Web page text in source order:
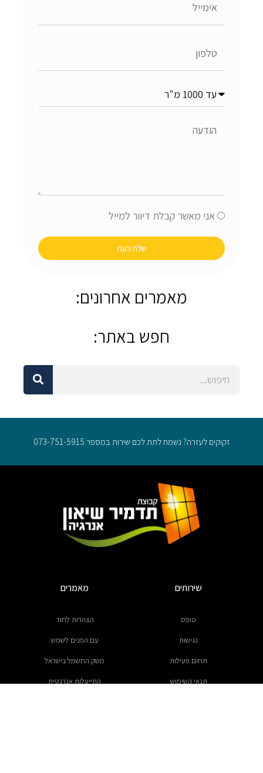
נושא
הפנייה
הודעה
אישוראני מאשר קבלת דיוור למייל
שלח כעת
מאמרים אחרונים:
חפש באתר:
חיפוש
זקוקים לעזרה? נשמח לתת לכם שירות במספר 073-751-5915
שירותים
טופס
נגישות
תחום פעילות
תנאי השימוש
מאמרים
הצהרות לחוד
עם הפנים לשמש
משק החשמל בישראל
התייעלות אנרגטית